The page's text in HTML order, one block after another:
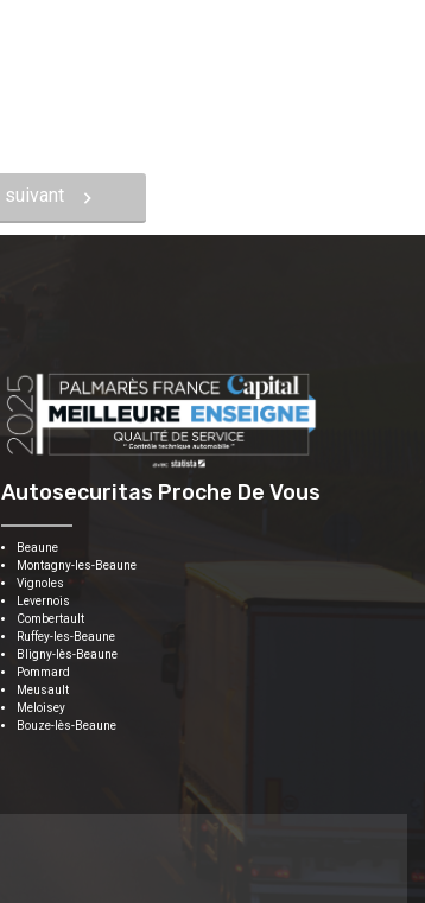
suivant
Autosecuritas Proche De Vous
Beaune
Montagny-les-Beaune
Vignoles
Levernois
Combertault
Ruffey-les-Beaune
Bligny-lès-Beaune
Pommard
Meusault
Meloisey
Bouze-lès-Beaune